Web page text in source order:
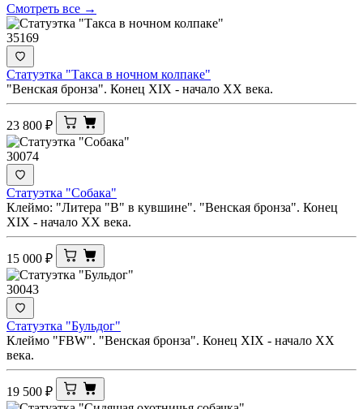
Смотреть все →
35169
Статуэтка "Такса в ночном колпаке"
"Венская бронза". Конец XIX - начало ХХ века.
23 800 ₽
30074
Статуэтка "Собака"
Клеймо: "Литера "B" в кувшине". "Венская бронза". Конец
XIX - начало ХХ века.
15 000 ₽
30043
Статуэтка "Бульдог"
Клеймо "FBW". "Венская бронза". Конец XIX - начало ХХ
века.
19 500 ₽